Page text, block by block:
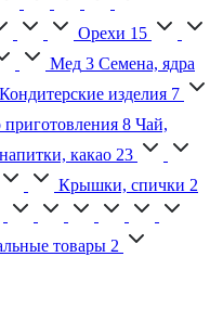
Орехи 15
Мед 3 Семена, ядра
Кондитерские изделия 7
8 Чай,
какао 23
Крышки, спички 2
товары 2